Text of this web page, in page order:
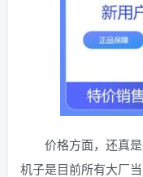
价格方面，还真
机子是目前所有大厂